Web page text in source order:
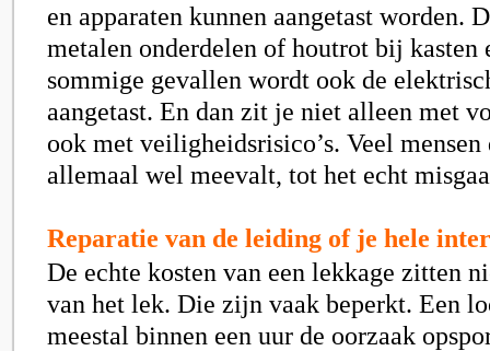
en apparaten kunnen aangetast worden.
metalen onderdelen of houtrot bij kasten
sommige gevallen wordt ook de
aangetast. En dan zit je niet alleen met
ook met veiligheidsrisico’s. Veel mensen
allemaal wel meevalt, tot het echt
Reparatie van de leiding of je hele
De echte kosten van een lekkage zitten
van het lek. Die zijn vaak beperkt. Een
meestal binnen een uur de oorzaak